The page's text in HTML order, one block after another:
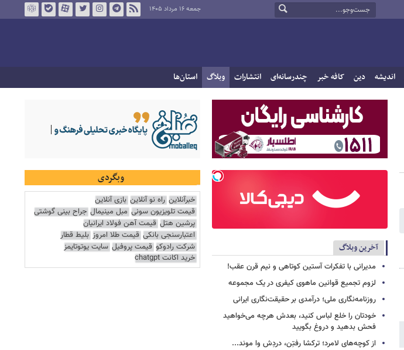
جمعه ۱۶ مرداد ۱۴۰۵
اندیشه دین کافه خبر چندرسانه‌ای انتشارات وبلاگ استان‌ها
آخرین وبلاگ
مدیرانی با تفکرات آستین کوتاهی و نیم قرن عقب!
لزوم تجمیع قوانین ماهوی کیفری در یک مجموعه
روزنامه‌نگاری ملی؛ درآمدی بر حقیقت‌نگاری ایرانی
خودتان را خلع لباس کنید، بعدش هرچه می‌خواهید
فحش بدهید و دروغ بگویید
از کوچه‌های لامرد؛ ترکشا رفتِن، دردِش وا موند...
وبگردی
خبرآنلاین راه نو آنلاین بازی آنلاین
قیمت تلویزیون سونی مبل مینیمال جراح بینی گوشتی
پرشین هتل قیمت آهن فولاد ایرانیان
اعتبارسنجی بانکی قیمت طلا امروز بلیط قطار
شرکت رادوکو قیمت پروفیل سایت یوتوتایمز
خرید اکانت chatgpt